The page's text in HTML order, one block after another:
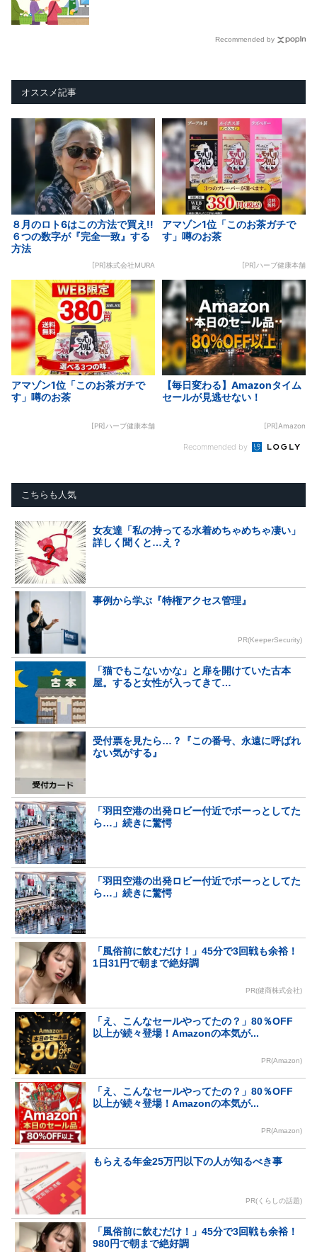
Recommended by
オススメ記事
８月のロト6はこの方法で買え!!
６つの数字が『完全一致』する
方法
[PR]株式会社MURA
アマゾン1位「このお茶ガチで
す」噂のお茶
[PR]ハーブ健康本舗
アマゾン1位「このお茶ガチで
す」噂のお茶
[PR]ハーブ健康本舗
【毎日変わる】Amazonタイム
セールが見逃せない！
[PR]Amazon
Recommended by
こちらも人気
女友達「私の持ってる水着めちゃめちゃ凄い」
詳しく聞くと…え？
事例から学ぶ『特権アクセス管理』
PR(KeeperSecurity)
「猫でもこないかな」と扉を開けていた古本
屋。すると女性が入ってきて…
受付票を見たら…？『この番号、永遠に呼ばれ
ない気がする』
「羽田空港の出発ロビー付近でボーっとしてた
ら…」続きに驚愕
「羽田空港の出発ロビー付近でボーっとしてた
ら…」続きに驚愕
「風俗前に飲むだけ！」45分で3回戦も余裕！
1日31円で朝まで絶好調
PR(健商株式会社)
「え、こんなセールやってたの？」80％OFF
以上が続々登場！Amazonの本気が...
PR(Amazon)
「え、こんなセールやってたの？」80％OFF
以上が続々登場！Amazonの本気が...
PR(Amazon)
もらえる年金25万円以下の人が知るべき事
PR(くらしの話題)
「風俗前に飲むだけ！」45分で3回戦も余裕！
980円で朝まで絶好調